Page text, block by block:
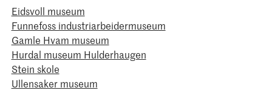
Eidsvoll museum
Funnefoss industriarbeidermuseum
Gamle Hvam museum
Hurdal museum Hulderhaugen
Stein skole
Ullensaker museum